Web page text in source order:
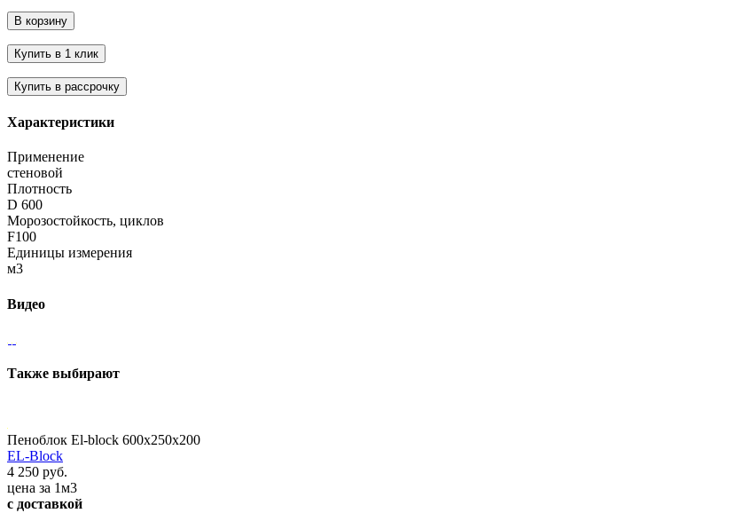
Характеристики
Применение
стеновой
Плотность
D 600
Морозостойкость, циклов
F100
Единицы измерения
м3
Видео
Также выбирают
Пеноблок El-block 600х250х200
EL-Block
4 250 руб.
цена за 1м3
с доставкой